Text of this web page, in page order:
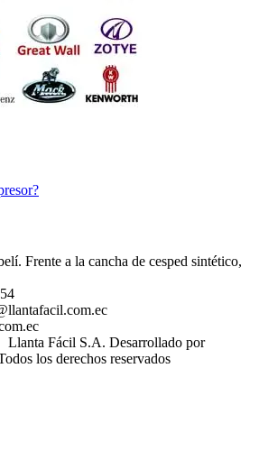
Frente a la cancha de cesped sintético,
Fácil S.A. Desarrollado por
los derechos reservados